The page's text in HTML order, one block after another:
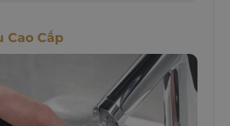
Cao Cấp